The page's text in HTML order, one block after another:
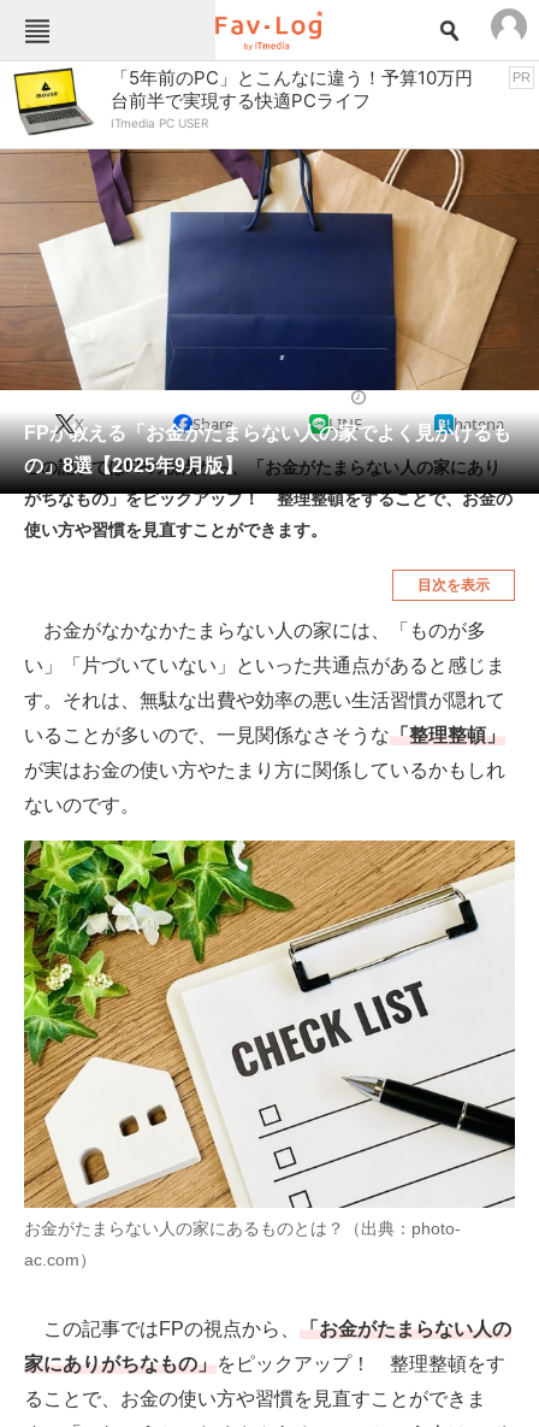
Fav-Logカテゴリー一覧
TOP アウトドア用品
インテリア・収納 おもちゃ・ホビー
キッチン家電
キッチン用品
コンテンツ・サービス
スポーツ・レジャー
パソコン・タブレット
ペット 家電
工具・DIY 本・DVD・CD
生活家電 生活用品
腕時計 車・バイク
釣り具・釣り用品 食品・飲料・お酒
食器・グラス・カトラリー
メディア
注目記事を集めた総合ページ
ITの今と未来を見通す
スマホと通信の最新トレンド
進化するPCとデバイスの未来
好きが集まる 比べて選べる
ビジネスと働き方のヒント
AI活用のいまが分かる
企業ITのトレンドを詳説
経営リーダーのコミュニティ
ITエンジニア向け専門サイト
企業向けIT製品の総合サイト
「5年前のPC」とこんなに違う！予算10万円
台前半で実現する快適PCライフ
ITmedia PC USER
PR
FPが教える「お金がたまらない人の家でよく見かけるも
の」8選【2025年9月版】
X Share LINE hatena
この記事ではFPの視点から、「お金がたまらない人の家にあり
がちなもの」をピックアップ！ 整理整頓をすることで、お金の
使い方や習慣を見直すことができます。
目次を表示
お金がなかなかたまらない人の家には、「ものが多
い」「片づいていない」といった共通点があると感じま
す。それは、無駄な出費や効率の悪い生活習慣が隠れて
いることが多いので、一見関係なさそうな「整理整頓」
が実はお金の使い方やたまり方に関係しているかもしれ
ないのです。
お金がたまらない人の家にあるものとは？（出典：photo-
ac.com）
この記事ではFPの視点から、 「お金がたまらない人の
家にありがちなもの」をピックアップ！ 整理整頓をす
ることで、お金の使い方や習慣を見直すことができま